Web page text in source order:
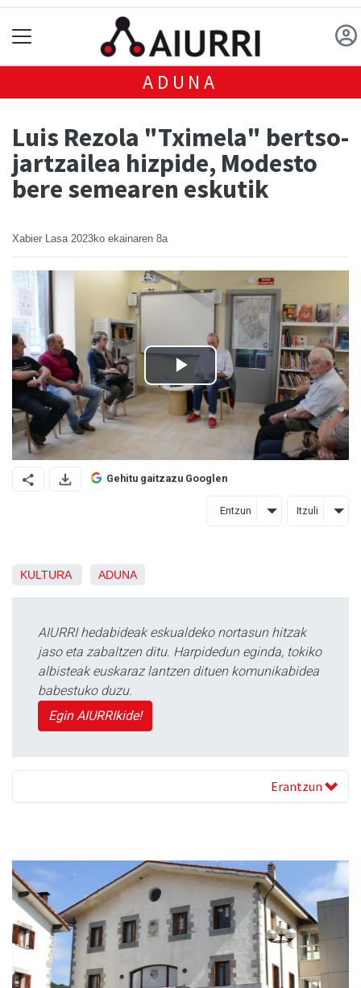
ADUNA
Luis Rezola "Tximela" bertso-
jartzailea hizpide, Modesto
bere semearen eskutik
Xabier Lasa 2023ko ekainaren 8a
Gehitu gaitzazu Googlen
Entzun Itzuli
KULTURA ADUNA
AIURRI hedabideak eskualdeko nortasun hitzak
jaso eta zabaltzen ditu. Harpidedun eginda, tokiko
albisteak euskaraz lantzen dituen komunikabidea
babestuko duzu.
Egin AIURRIkide!
Erantzun